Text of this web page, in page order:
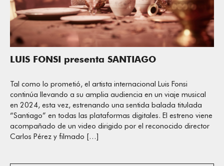
LUIS FONSI presenta SANTIAGO
Tal como lo prometió, el artista internacional Luis Fonsi
continúa llevando a su amplia audiencia en un viaje musical
en 2024, esta vez, estrenando una sentida balada titulada
“Santiago” en todas las plataformas digitales. El estreno viene
acompañado de un video dirigido por el reconocido director
Carlos Pérez y filmado […]